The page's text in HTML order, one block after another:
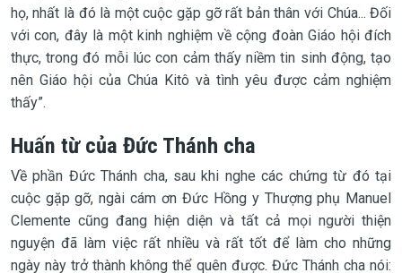
họ, nhất là đó là một cuộc gặp gỡ rất bản thân với Chúa... Đối
với con, đây là một kinh nghiệm về cộng đoàn Giáo hội đích
thực, trong đó mỗi lúc con cảm thấy niềm tin sinh động, tạo
nên Giáo hội của Chúa Kitô và tình yêu được cảm nghiệm
thấy”.
Huấn từ của Đức Thánh cha
Về phần Đức Thánh cha, sau khi nghe các chứng từ đó tại
cuộc gặp gỡ, ngài cám ơn Đức Hồng y Thượng phụ Manuel
Clemente cũng đang hiện diện và tất cả mọi người thiện
nguyện đã làm việc rất nhiều và rất tốt để làm cho những
ngày này trở thành không thể quên được. Đức Thánh cha nói: